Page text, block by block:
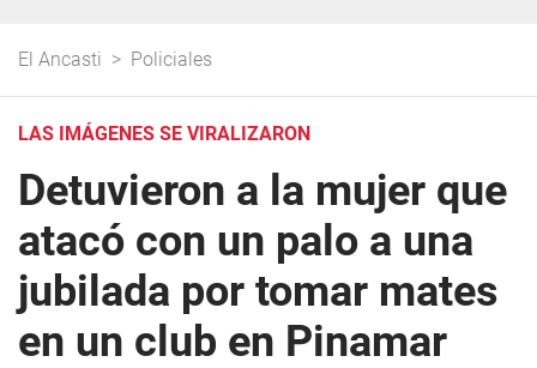
El Ancasti > Policiales
LAS IMÁGENES SE VIRALIZARON
Detuvieron a la mujer que
atacó con un palo a una
jubilada por tomar mates
en un club en Pinamar